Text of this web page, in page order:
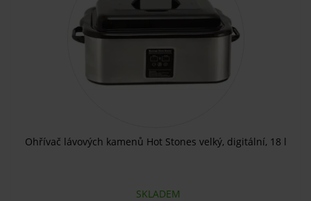
Ohřívač lávových kamenů Hot Stones velký, digitální, 18 l
SKLADEM